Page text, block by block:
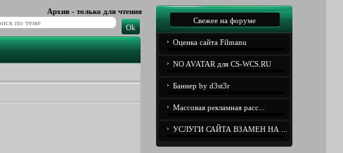
Архив - только для чтения
Свежее на форуме
Оценка сайта Filmanu
NO AVATAR для CS-WCS.RU
Баннер by d3st3r
Массовая рекламная расс...
УСЛУГИ САЙТА ВЗАМЕН НА ...